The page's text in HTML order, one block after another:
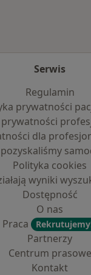
Serwis
Regulamin
prywatności
dla
Polityka cookies
wyniki
Dostępność
O nas
Praca
Partnerzy
Centrum prasowe
Kontakt